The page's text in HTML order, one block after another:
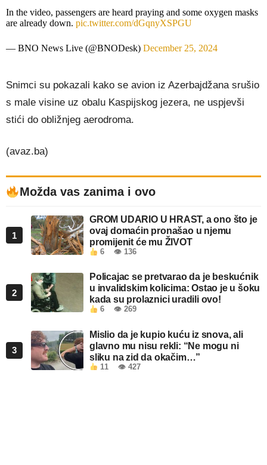
In the video, passengers are heard praying and some oxygen masks
are already down. pic.twitter.com/dGqnyXSPGU
— BNO News Live (@BNODesk) December 25, 2024
Snimci su pokazali kako se avion iz Azerbajdžana srušio
s male visine uz obalu Kaspijskog jezera, ne uspjevši
stići do obližnjeg aerodroma.
(avaz.ba)
Možda vas zanima i ovo
1
GROM UDARIO U HRAST, a ono što je
ovaj domaćin pronašao u njemu
promijenit će mu ŽIVOT
6 👁 136
2
Policajac se pretvarao da je beskućnik
u invalidskim kolicima: Ostao je u šoku
kada su prolaznici uradili ovo!
6 👁 269
3
Mislio da je kupio kuću iz snova, ali
glavno mu nisu rekli: “Ne mogu ni
sliku na zid da okačim…”
11 👁 427